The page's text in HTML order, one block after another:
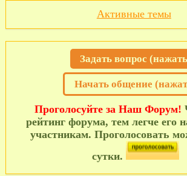
Активные темы
Задать вопрос
Начать общение
Проголосуйте за Наш Форум!
рейтинг форума, тем легче его
участникам. Проголосовать
сутки.